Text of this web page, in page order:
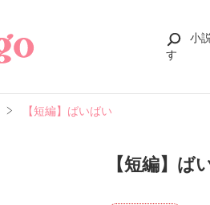
小
す
【短編】ばいばい
【短編】ば